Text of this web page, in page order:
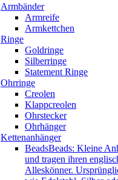
Armbänder
Armreife
Armkettchen
Ringe
Goldringe
Silberringe
Statement Ringe
Ohrringe
Creolen
Klappcreolen
Ohrstecker
Ohrhänger
Kettenanhänger
BeadsBeads: Kleine
und tragen ihren
Alleskönner.